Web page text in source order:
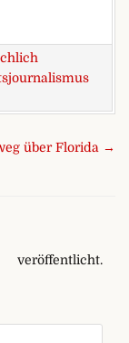
gratis – ja, nein,
über Florida →